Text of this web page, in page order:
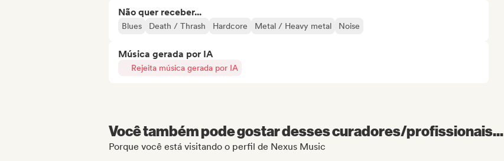
Não quer receber...
Blues Death / Thrash Hardcore Metal / Heavy metal Noise
Música gerada por IA
Rejeita música gerada por IA
Você também pode gostar desses curadores/profissionais...
Porque você está visitando o perfil de Nexus Music